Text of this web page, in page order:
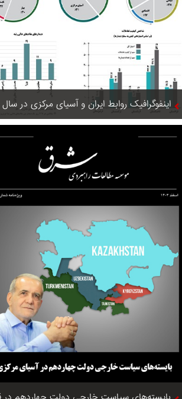
اینفوگرافیک روابط ایران و آسیای مرکزی در سال 2025